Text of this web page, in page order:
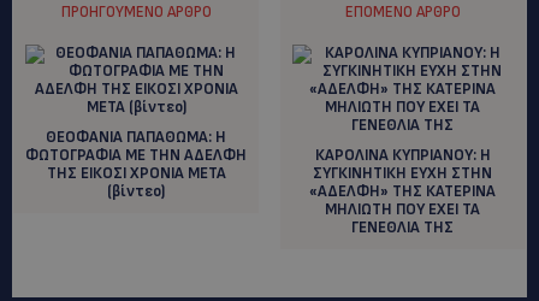
ΠΡΟΗΓΟΎΜΕΝΟ ΆΡΘΡΟ
ΘΕΟΦΑΝΙΑ ΠΑΠΑΘΩΜΑ: H
ΦΩΤΟΓΡΑΦΙΑ ΜΕ ΤΗΝ ΑΔΕΛΦΗ
ΤΗΣ ΕΙΚΟΣΙ ΧΡΟΝΙΑ ΜΕΤΑ
(βίντεο)
ΕΠΌΜΕΝΟ ΆΡΘΡΟ
ΚΑΡΟΛΙΝΑ ΚΥΠΡΙΑΝΟΥ: Η
ΣΥΓΚΙΝΗΤΙΚΗ ΕΥΧΗ ΣΤΗΝ
«ΑΔΕΛΦΗ» ΤΗΣ ΚΑΤΕΡΙΝΑ
ΜΗΛΙΩΤΗ ΠΟΥ ΕΧΕΙ ΤΑ
ΓΕΝΕΘΛΙΑ ΤΗΣ